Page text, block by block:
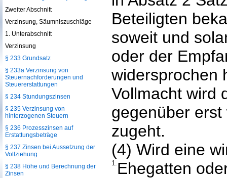
Beteiligten
soweit und
oder der
widersprochen
Vollmacht wird
gegenüber
zugeht.
(4) Wird eine
1. Ehegatten
Zweiter Abschnitt
Verzinsung, Säumniszuschläge
1. Unterabschnitt
Verzinsung
§ 233 Grundsatz
§ 233a Verzinsung von
Steuernachforderungen und
Steuererstattungen
§ 234 Stundungszinsen
§ 235 Verzinsung von
hinterzogenen Steuern
§ 236 Prozesszinsen auf
Erstattungsbeträge
§ 237 Zinsen bei Aussetzung der
Vollziehung
§ 238 Höhe und Berechnung der
Zinsen